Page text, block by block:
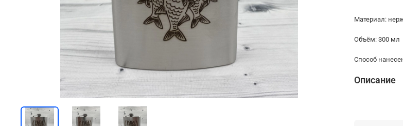
Материал:
Объём: 300 мл
Способ
Описание